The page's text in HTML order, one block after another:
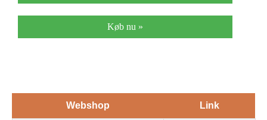
Køb nu »
Webshop Link